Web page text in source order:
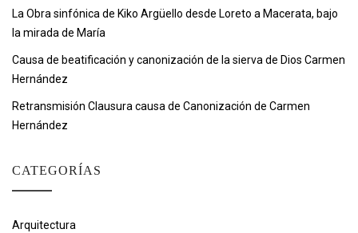
La Obra sinfónica de Kiko Argüello desde Loreto a Macerata, bajo
la mirada de María
Causa de beatificación y canonización de la sierva de Dios Carmen
Hernández
Retransmisión Clausura causa de Canonización de Carmen
Hernández
CATEGORÍAS
Arquitectura